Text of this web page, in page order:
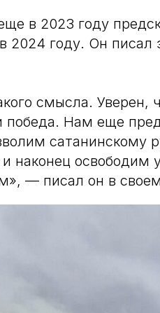
в 2023 году
2024 году. Он писал
смысла. Уверен,
победа. Нам еще
сатанинскому
наконец освободим
— писал он в